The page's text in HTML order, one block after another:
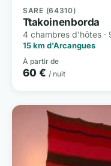
SARE (64310)
Ttakoinenborda
4 chambres d'hôtes ·
15 km d'Arcangues
À partir de
60 € / nuit